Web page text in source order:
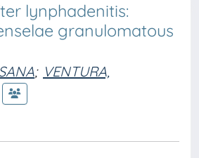
lynphadenitis:
granulomatous
; VENTURA,